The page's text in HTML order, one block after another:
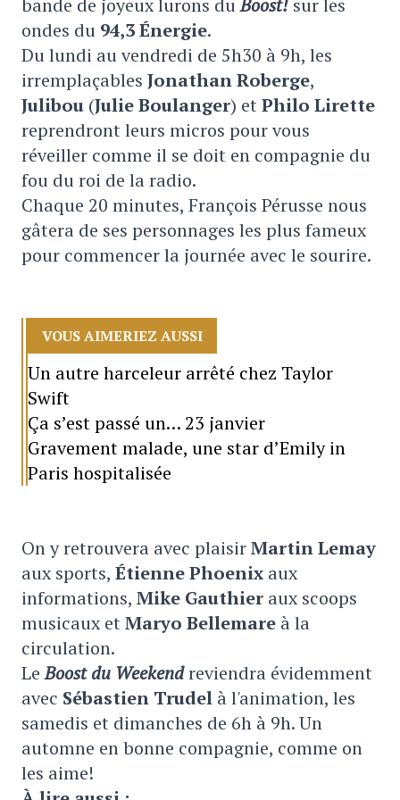
bande de joyeux lurons duBoost! sur les
ondes du 94,3 Énergie.
Du lundi au vendredi de 5h30 à 9h, les
irremplaçables Jonathan Roberge,
Julibou (Julie Boulanger) et Philo Lirette
reprendront leurs micros pour vous
réveiller comme il se doit en compagnie du
fou du roi de la radio.
Chaque 20 minutes, François Pérusse nous
gâtera de ses personnages les plus fameux
pour commencer la journée avec le sourire.
VOUS AIMERIEZ AUSSI
Un autre harceleur arrêté chez Taylor
Swift
Ça s’est passé un… 23 janvier
Gravement malade, une star d’Emily in
Paris hospitalisée
On y retrouvera avec plaisirMartin Lemay
aux sports, Étienne Phoenix aux
informations, Mike Gauthier aux scoops
musicaux et Maryo Bellemare à la
circulation.
LeBoost du Weekendreviendra évidemment
avec Sébastien Trudel à l'animation, les
samedis et dimanches de 6h à 9h. Un
automne en bonne compagnie, comme on
les aime!